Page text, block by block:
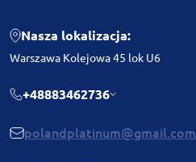
Nasza lokalizacja:
Warszawa Kolejowa 45 lok U6
+48883462736
polandplatinum@gmail.com